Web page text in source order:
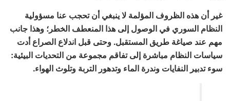
غير أن هذه الظروف المؤلمة لا ينبغي أن تحجب عنا مسؤولية
النظام السوري في الوصول إلى هذا المنعطف الخطر؛ وهذا جانب
مهم عند صياغة طريق المستقبل. وحتى قبل اندلاع الصراع أدت
سياسات النظام مباشرة إلى تفاقم مجموعة من التحديات البيئية:
سوء تدبير النفايات وندرة الماء وتدهور التربة وتلوث الهواء.